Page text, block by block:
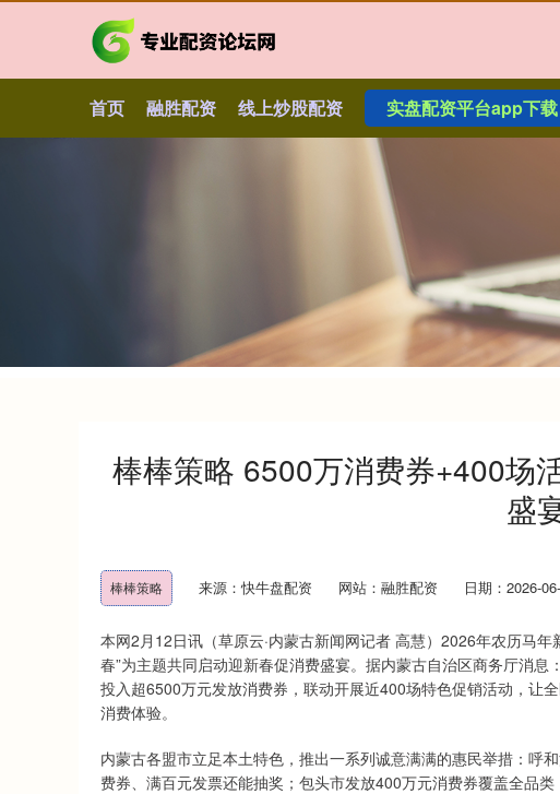
首页 融胜配资 线上炒股配资 实盘配资平台app下载
棒棒策略 6500万消费券+400场
盛
棒棒策略 来源：快牛盘配资 网站：融胜配资 日期：2026-
本网2月12日讯（草原云·内蒙古新闻网记者 高慧）2026年农历马
春”为主题共同启动迎新春促消费盛宴。据内蒙古自治区商务厅消
投入超6500万元发放消费券，联动开展近400场特色促销活动，让
消费体验。
内蒙古各盟市立足本土特色，推出一系列诚意满满的惠民举措：呼
费券、满百元发票还能抽奖；包头市发放400万元消费券覆盖全品